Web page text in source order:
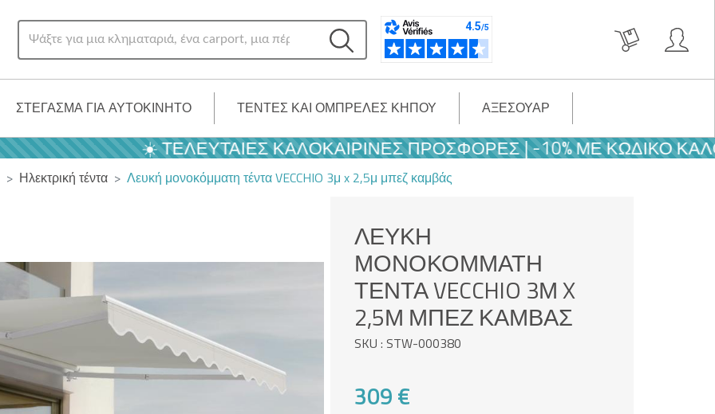
ΣΤΈΓΑΣΜΑ ΓΙΑ ΑΥΤΟΚΊΝΗΤΟ ΤΈΝΤΕΣ ΚΑΙ ΟΜΠΡΈΛΕΣ ΚΉΠΟΥ ΑΞΕΣΟΥΆΡ
☀️ ΤΕΛΕΥΤΑΊΕΣ ΚΑΛΟΚΑΙΡΙΝΈΣ ΠΡΟΣΦΟΡΈΣ | -10% ΜΕ ΚΩΔΙΚΌ
Ηλεκτρική τέντα Λευκή μονοκόμματη τέντα VECCHIO 3μ x 2,5μ μπεζ καμβάς
ΛΕΥΚΉ
ΜΟΝΟΚΌΜΜΑΤΗ
ΤΈΝΤΑ VECCHIO 3Μ X
2,5Μ ΜΠΕΖ ΚΑΜΒΆΣ
SKU : STW-000380
309 €